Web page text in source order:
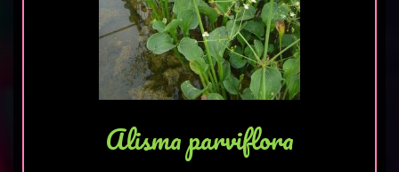
Alisma parviflora